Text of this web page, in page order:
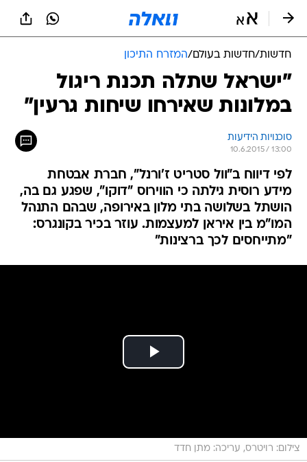
חדשות/חדשות בעולם/המזרח התיכון
"ישראל שתלה תכנת ריגול
במלונות שאירחו שיחות גרעין"
סוכנויות הידיעות
10.6.2015 / 13:00
לפי דיווח ב"וול סטריט ז'ורנל", חברת אבטחת
מידע רוסית גילתה כי הווירוס "דוקו", שפגע גם בה,
הושתל בשלושה בתי מלון באירופה, שבהם התנהל
המו"מ בין איראן למעצמות. עוזר בכיר בקונגרס:
"מתייחסים לכך ברצינות"
צילום: רויטרס, עריכה: מתן חדד